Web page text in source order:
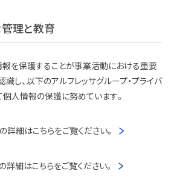
理と教育
報を保護することが事業活動における重要
し、以下のアルフレッサグループ・プライバ
人情報の保護に努めています。
詳細はこちらをご覧ください。
詳細はこちらをご覧ください。